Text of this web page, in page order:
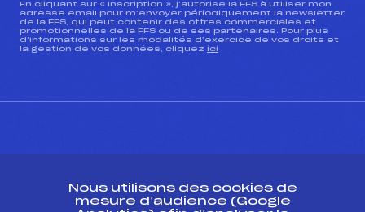
En cliquant sur « inscription », j’autorise la FFS à utiliser mon
adresse email pour m’envoyer périodiquement la newsletter
de la FFS, qui peut contenir des offres commerciales et
promotionnelles de la FFS ou de ses partenaires. Pour plus
d’informations sur les modalités d’exercice de vos droits et
la gestion de vos données, cliquez ici
Nous utilisons des cookies de
mesure d’audience (Google